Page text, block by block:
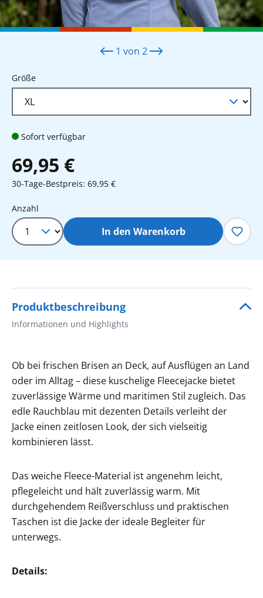
1 von 2
Größeauswählen
Sofort verfügbar
69,95 €
30-Tage-Bestpreis: 69,95 €
Produkt Anzahl: Gib den
Anzahl
In den Warenkorb
Produktbeschreibung
Informationen und Highlights
Ob bei frischen Brisen an Deck, auf Ausflügen an Land
oder im Alltag – diese kuschelige Fleecejacke bietet
zuverlässige Wärme und maritimen Stil zugleich. Das
edle Rauchblau mit dezenten Details verleiht der
Jacke einen zeitlosen Look, der sich vielseitig
kombinieren lässt.
Das weiche Fleece-Material ist angenehm leicht,
pflegeleicht und hält zuverlässig warm. Mit
durchgehendem Reißverschluss und praktischen
Taschen ist die Jacke der ideale Begleiter für
unterwegs.
Details: